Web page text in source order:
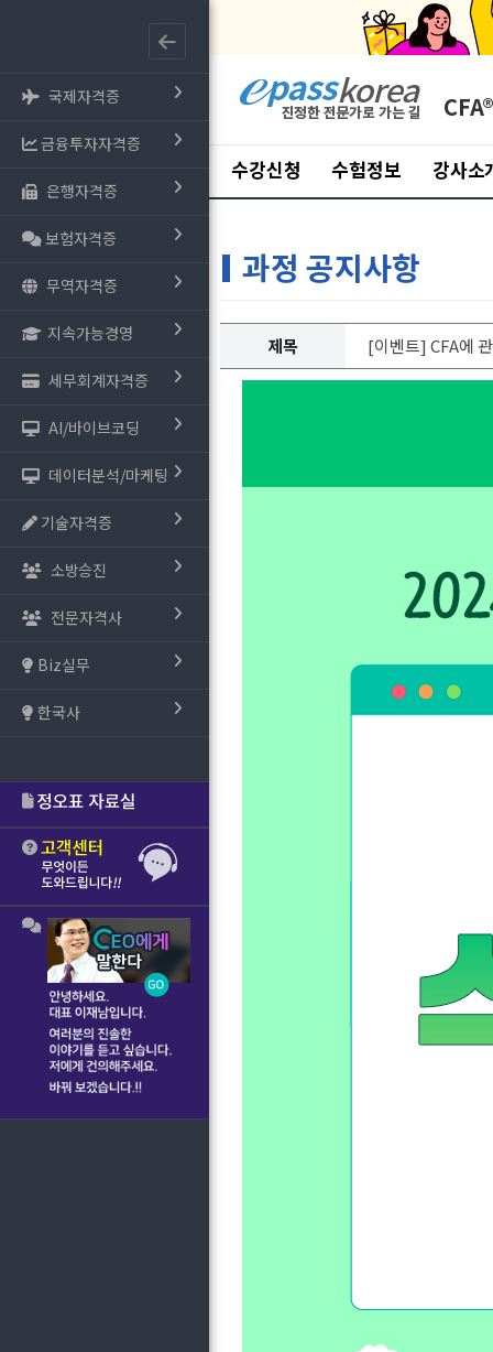
국제자격증
금융투자자격증
은행자격증
보험자격증
무역자격증
지속가능경영
세무회계자격증
AI/바이브코딩
데이터분석/마케팅
기술자격증
소방승진
전문자격사
Biz실무
한국사
CFA®
수강신청 수험정보 강사소
과정 공지사항
제목 [이벤트] CFA에